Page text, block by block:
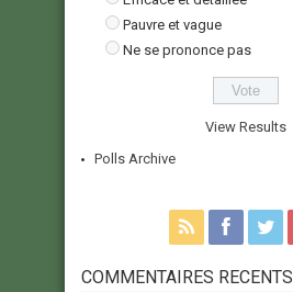
Pauvre et vague
Ne se prononce pas
View Results
Polls Archive
COMMENTAIRES RECENTS